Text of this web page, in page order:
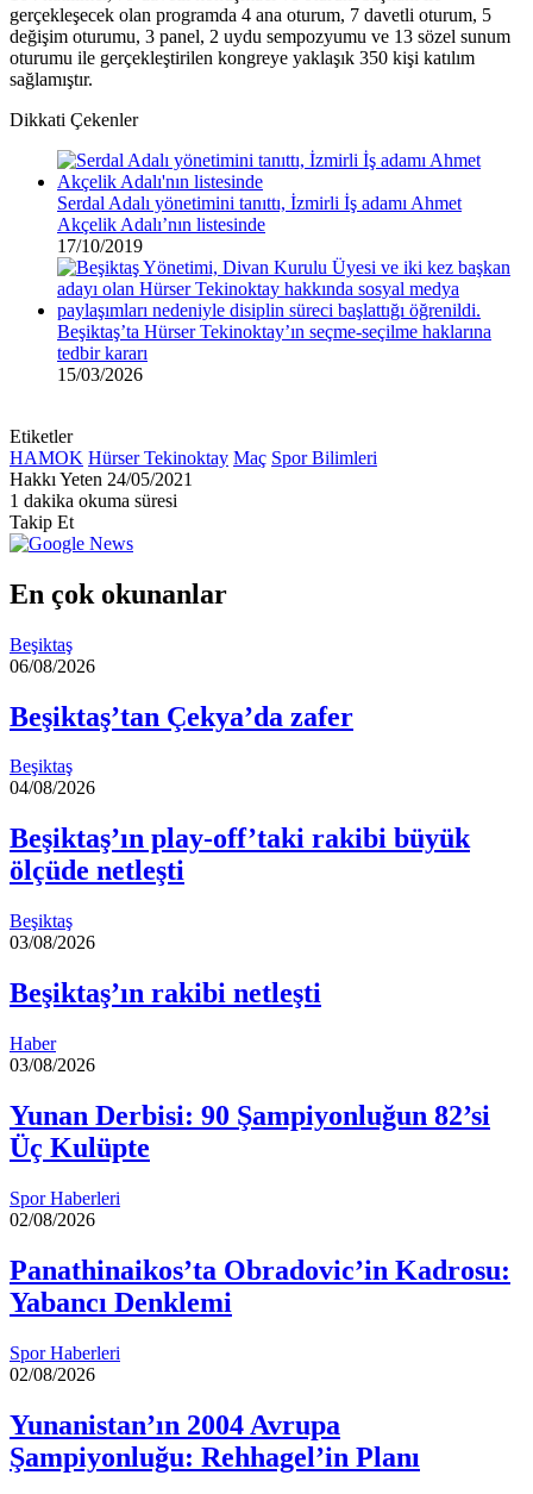
gerçekleşecek olan programda 4 ana oturum, 7 davetli oturum, 5
değişim oturumu, 3 panel, 2 uydu sempozyumu ve 13 sözel sunum
oturumu ile gerçekleştirilen kongreye yaklaşık 350 kişi katılım
sağlamıştır.
Dikkati Çekenler
Serdal Adalı yönetimini tanıttı, İzmirli İş adamı Ahmet
Akçelik Adalı’nın listesinde
17/10/2019
Beşiktaş’ta Hürser Tekinoktay’ın seçme-seçilme haklarına
tedbir kararı
15/03/2026
Etiketler
HAMOK Hürser Tekinoktay Maç Spor Bilimleri
Hakkı Yeten Bir
e-
göndermek
24/05/2021
1 dakika okuma süresi
Takip Et
En çok okunanlar
Beşiktaş
06/08/2026
Beşiktaş’tan Çekya’da zafer
Beşiktaş
04/08/2026
Beşiktaş’ın play-off’taki rakibi büyük
ölçüde netleşti
Beşiktaş
03/08/2026
Beşiktaş’ın rakibi netleşti
Haber
03/08/2026
Yunan Derbisi: 90 Şampiyonluğun 82’si
Üç Kulüpte
Spor Haberleri
02/08/2026
Panathinaikos’ta Obradovic’in Kadrosu:
Yabancı Denklemi
Spor Haberleri
02/08/2026
Yunanistan’ın 2004 Avrupa
Şampiyonluğu: Rehhagel’in Planı